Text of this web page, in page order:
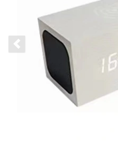
Previous slide